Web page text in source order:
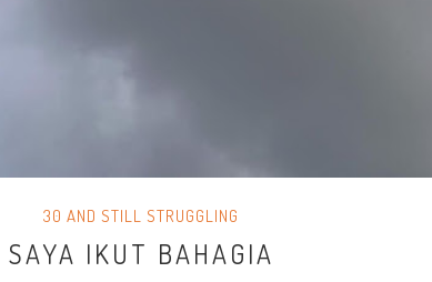
30 AND STILL STRUGGLING
SAYA IKUT BAHAGIA